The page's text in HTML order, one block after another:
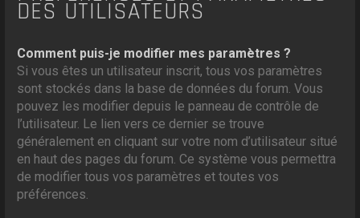
DES UTILISATEURS
Comment puis-je modifier mes paramètres ?
Si vous êtes un utilisateur inscrit, tous vos paramètres
sont stockés dans la base de données du forum. Vous
pouvez les modifier depuis le panneau de contrôle de
l’utilisateur. Le lien vers ce dernier se trouve
généralement en cliquant sur votre nom d’utilisateur situé
en haut des pages du forum. Ce système vous permettra
de modifier tous vos paramètres et toutes vos
préférences.